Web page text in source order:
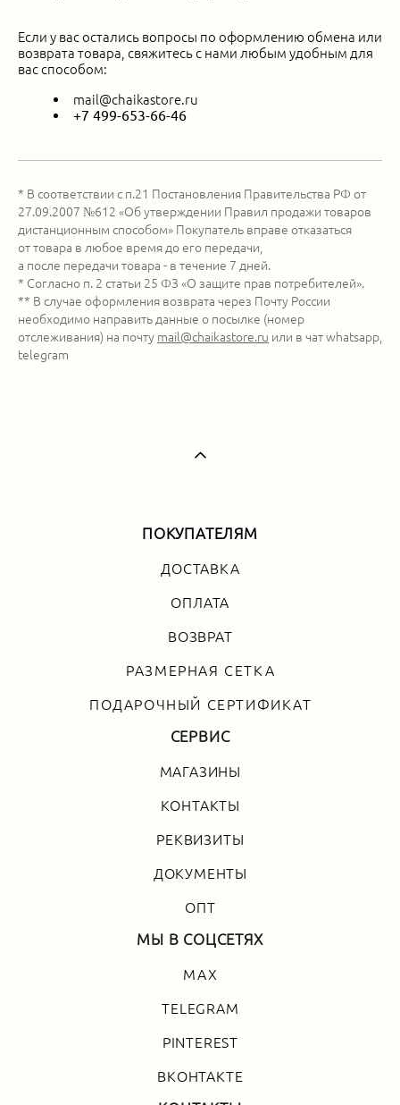
Если у вас остались вопросы по оформлению обмена или
возврата товара, свяжитесь с нами любым удобным для
вас способом:
mail@chaikastore.ru
+7 499-653-66-46
* В соответствии с п.21 Постановления Правительства РФ от
27.09.2007 №612 «Об утверждении Правил продажи товаров
дистанционным способом» Покупатель вправе отказаться
от товара в любое время до его передачи,
а после передачи товара - в течение 7 дней.
* Согласно п. 2 статьи 25 ФЗ «О защите прав потребителей».
** В случае оформления возврата через Почту России
необходимо направить данные о посылке (номер
отслеживания) на почту mail@chaikastore.ru или в чатwhatsapp,
telegram
ПОКУПАТЕЛЯМ
ДОСТАВКА
ОПЛАТА
ВОЗВРАТ
РАЗМЕРНАЯ СЕТКА
ПОДАРОЧНЫЙ СЕРТИФИКАТ
СЕРВИС
МАГАЗИНЫ
КОНТАКТЫ
РЕКВИЗИТЫ
ДОКУМЕНТЫ
ОПТ
МЫ В СОЦСЕТЯХ
MAX
TELEGRAM
PINTEREST
ВКОНТАКТЕ